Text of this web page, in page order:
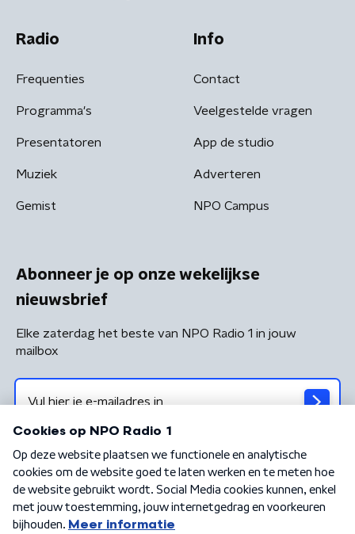
Radio
Frequenties
Programma's
Presentatoren
Muziek
Gemist
Info
Contact
Veelgestelde vragen
App de studio
Adverteren
NPO Campus
Abonneer je op onze wekelijkse
nieuwsbrief
Elke zaterdag het beste van NPO Radio 1 in jouw
mailbox
Algemene voorwaarden Privacybeleid